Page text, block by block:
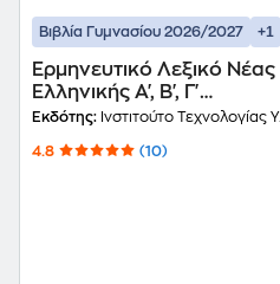
Βιβλία Γυμνασίου 2026/2027 +1
Ερμηνευτικό Λεξικό Νέας
Ελληνικής Α', Β', Γ'
Γυμνασίου 21-0022
Εκδότης: Ινστιτούτο Τεχνολογίας Υπολογιστών και Εκδόσεων Διόφαντος
4.8 (10)